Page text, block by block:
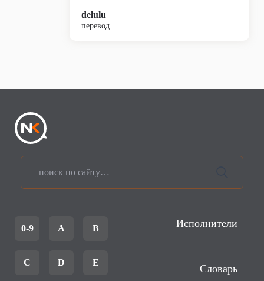
delulu
перевод
0-9 A B
C D E
Исполнители
Словарь